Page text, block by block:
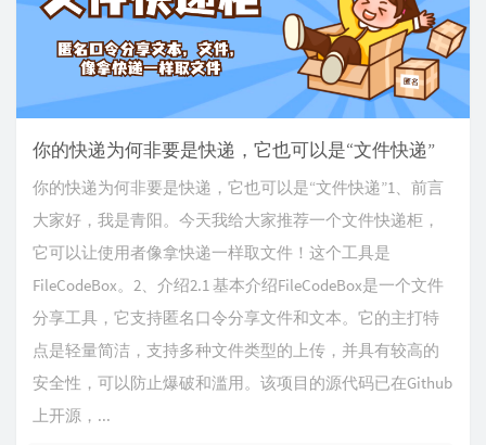
你的快递为何非要是快递，它也可以是“文件快递”
你的快递为何非要是快递，它也可以是“文件快递”1、前言
大家好，我是青阳。今天我给大家推荐一个文件快递柜，
它可以让使用者像拿快递一样取文件！这个工具是
FileCodeBox。2、介绍2.1 基本介绍FileCodeBox是一个文件
分享工具，它支持匿名口令分享文件和文本。它的主打特
点是轻量简洁，支持多种文件类型的上传，并具有较高的
安全性，可以防止爆破和滥用。该项目的源代码已在Github
上开源，...